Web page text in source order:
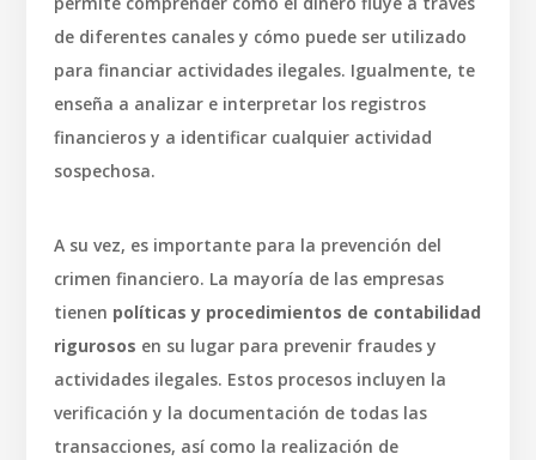
de diferentes canales y cómo puede ser utilizado
para financiar actividades ilegales. Igualmente, te
enseña a analizar e interpretar los registros
financieros y a identificar cualquier actividad
sospechosa.
A su vez, es importante para la prevención del
crimen financiero. La mayoría de las empresas
tienen políticas y procedimientos de contabilidad
rigurosos en su lugar para prevenir fraudes y
actividades ilegales. Estos procesos incluyen la
verificación y la documentación de todas las
transacciones, así como la realización de